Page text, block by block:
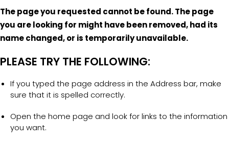
The page you requested cannot be found. The page
you are looking for might have been removed, had its
name changed, or is temporarily unavailable.
PLEASE TRY THE FOLLOWING:
If you typed the page address in the Address bar, make
sure that it is spelled correctly.
Open the home page and look for links to the information
you want.